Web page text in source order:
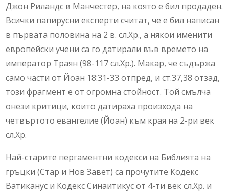
Джон Риландс в Манчестер, на която е бил продаден.
Всички папирусни експерти считат, че е бил написан
в първата половина на 2 в. сл.Хр., а някои именити
европейски учени са го датирали във времето на
император Траян (98-117 сл.Хр.). Макар, че съдържа
само части от Йоан 18:31-33 отпред, и ст.37,38 отзад,
този фрагмент е от огромна стойност. Той смълча
онези критици, които датираха произхода на
четвъртото евангелие (Йоан) към края на 2-ри век
сл.Хр.
Най-старите пергаментни кодекси на Библията на
гръцки (Стар и Нов Завет) са прочутите Кодекс
Ватиканус и Кодекс Синаитикус от 4-ти век сл.Хр. и